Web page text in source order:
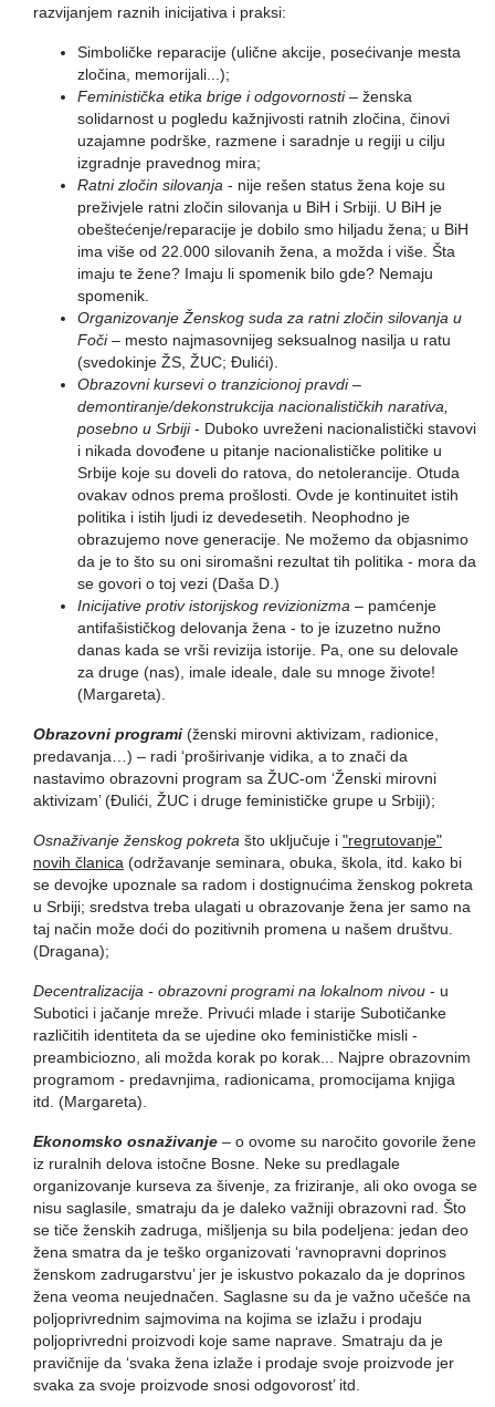
razvijanjem raznih inicijativa i praksi:
Simboličke reparacije (ulične akcije, posećivanje mesta
zločina, memorijali...);
Feministička etika brige i odgovornosti – ženska
solidarnost u pogledu kažnjivosti ratnih zločina, činovi
uzajamne podrške, razmene i saradnje u regiji u cilju
izgradnje pravednog mira;
Ratni zločin silovanja - nije rešen status žena koje su
preživjele ratni zločin silovanja u BiH i Srbiji. U BiH je
obeštećenje/reparacije je dobilo smo hiljadu žena; u BiH
ima više od 22.000 silovanih žena, a možda i više. Šta
imaju te žene? Imaju li spomenik bilo gde? Nemaju
spomenik.
Organizovanje Ženskog suda za ratni zločin silovanja u
Foči– mesto najmasovnijeg seksualnog nasilja u ratu
(svedokinje ŽS, ŽUC; Đulići).
Obrazovni kursevi o tranzicionoj pravdi –
demontiranje/dekonstrukcija nacionalističkih narativa,
posebno u Srbiji - Duboko uvreženi nacionalistički stavovi
i nikada dovođene u pitanje nacionalističke politike u
Srbije koje su doveli do ratova, do netolerancije. Otuda
ovakav odnos prema prošlosti. Ovde je kontinuitet istih
politika i istih ljudi iz devedesetih. Neophodno je
obrazujemo nove generacije. Ne možemo da objasnimo
da je to što su oni siromašni rezultat tih politika - mora da
se govori o toj vezi (Daša D.)
Inicijative protiv istorijskog revizionizma – pamćenje
antifašističkog delovanja žena - to je izuzetno nužno
danas kada se vrši revizija istorije. Pa, one su delovale
za druge (nas), imale ideale, dale su mnoge živote!
(Margareta).
Obrazovni programi (ženski mirovni aktivizam, radionice,
predavanja…) – radi ‘proširivanje vidika, a to znači da
nastavimo obrazovni program sa ŽUC-om ‘Ženski mirovni
aktivizam’ (Đulići, ŽUC i druge feminističke grupe u Srbiji);
Osnaživanje ženskog pokreta što uključuje i "regrutovanje"
novih članica (održavanje seminara, obuka, škola, itd. kako bi
se devojke upoznale sa radom i dostignućima ženskog pokreta
u Srbiji; sredstva treba ulagati u obrazovanje žena jer samo na
taj način može doći do pozitivnih promena u našem društvu.
(Dragana);
Decentralizacija - obrazovni programi na lokalnom nivou - u
Subotici i jačanje mreže. Privući mlade i starije Subotičanke
različitih identiteta da se ujedine oko feminističke misli -
preambiciozno, ali možda korak po korak... Najpre obrazovnim
programom - predavnjima, radionicama, promocijama knjiga
itd. (Margareta).
Ekonomsko osnaživanje – o ovome su naročito govorile žene
iz ruralnih delova istočne Bosne. Neke su predlagale
organizovanje kurseva za šivenje, za friziranje, ali oko ovoga se
nisu saglasile, smatraju da je daleko važniji obrazovni rad. Što
se tiče ženskih zadruga, mišljenja su bila podeljena: jedan deo
žena smatra da je teško organizovati ‘ravnopravni doprinos
ženskom zadrugarstvu’ jer je iskustvo pokazalo da je doprinos
žena veoma neujednačen. Saglasne su da je važno učešće na
poljoprivrednim sajmovima na kojima se izlažu i prodaju
poljoprivredni proizvodi koje same naprave. Smatraju da je
pravičnije da ‘svaka žena izlaže i prodaje svoje proizvode jer
svaka za svoje proizvode snosi odgovorost’ itd.